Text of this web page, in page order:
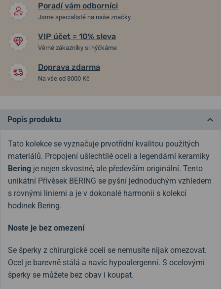
Poradí vám odborníci
Jsme specialisté na naše značky
VIP účet = 10% sleva
Věrné zákazníky si hýčkáme
Doprava zdarma
Na vše od 3000 Kč
Popis produktu
Tato kolekce se vyznačuje prvotřídní kvalitou použitých
materiálů. Propojení ušlechtilé oceli a legendární keramiky
Bering je nejen skvostné, ale především originální. Tento
unikátní Přívěsek BERING se pyšní jednoduchým vzhledem
s rovnými liniemi a je v dokonalé harmonii s kolekcí
hodinek Bering.
Noste je bez omezení
Se šperky z chirurgické oceli se nemusíte nijak omezovat.
Ocel je barevně stálá a navíc hypoalergenní. S ocelovými
šperky se můžete bez obav i koupat.